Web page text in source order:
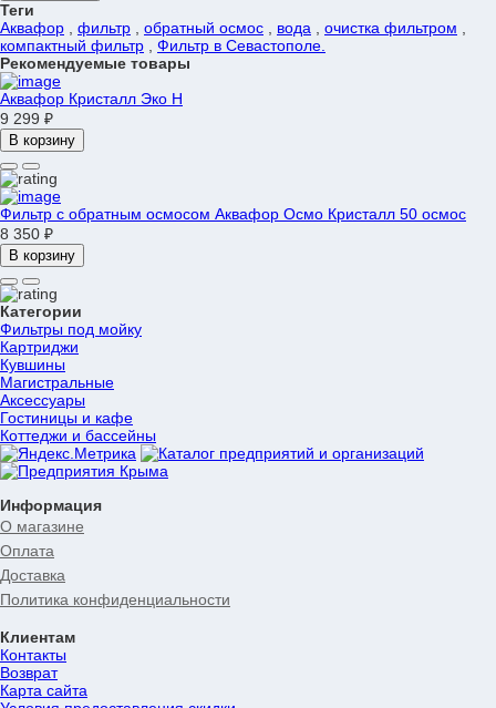
Теги
Аквафор
фильтр обратный осмос вода очистка фильтром
компактный фильтр
Фильтр в Севастополе.
Рекомендуемые товары
Аквафор Кристалл Эко Н
9 299 ₽
В корзину
Фильтр с обратным осмосом Аквафор Осмо Кристалл 50 осмос
8 350 ₽
В корзину
Категории
Фильтры под мойку
Картриджи
Кувшины
Магистральные
Аксессуары
Гостиницы и кафе
Коттеджи и бассейны
Информация
О магазине
Оплата
Доставка
Политика конфиденциальности
Клиентам
Контакты
Возврат
Карта сайта